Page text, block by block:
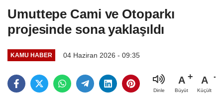
Umuttepe Cami ve Otoparkı
projesinde sona yaklaşıldı
KAMU HABER 04 Haziran 2026 - 09:35
Dinle
A
Büyüt
A
Küçült